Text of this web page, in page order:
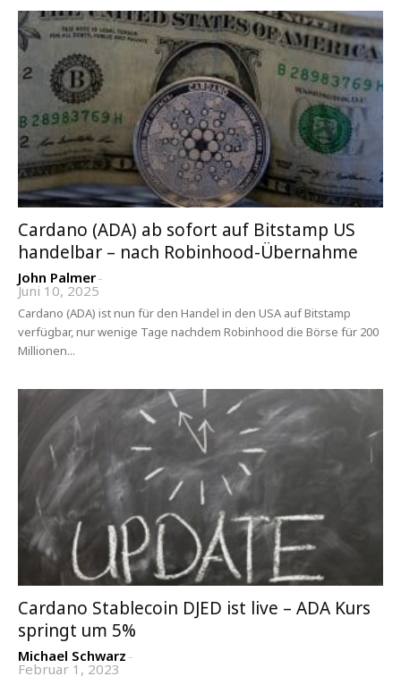
Cardano (ADA) ab sofort auf Bitstamp US
handelbar – nach Robinhood-Übernahme
John Palmer-
Juni 10, 2025
Cardano (ADA) ist nun für den Handel in den USA auf Bitstamp
verfügbar, nur wenige Tage nachdem Robinhood die Börse für 200
Millionen...
Cardano Stablecoin DJED ist live – ADA Kurs
springt um 5%
Michael Schwarz -
Februar 1, 2023